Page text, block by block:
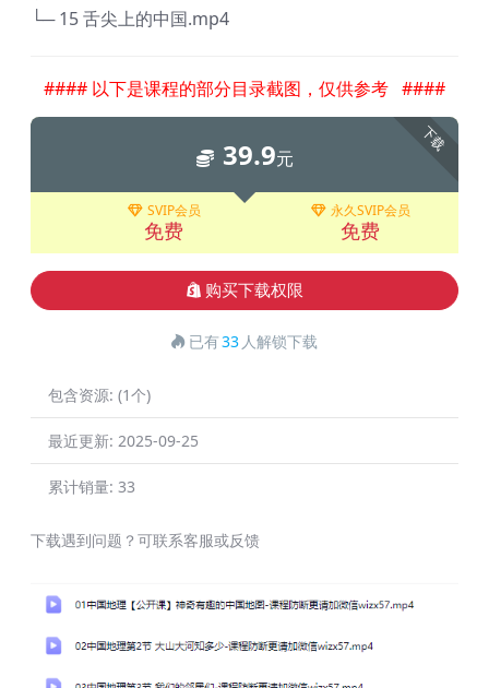
└─ 15 舌尖上的中国.mp4
#### 以下是课程的部分目录截图，仅供参考 ####
下载
39.9元
SVIP会员
免费
永久SVIP会员
免费
购买下载权限
已有33 人解锁下载
包含资源: (1个)
最近更新: 2025-09-25
累计销量: 33
下载遇到问题？可联系客服或反馈